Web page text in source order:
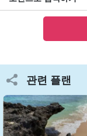
들기를 시작했다고
신성한 힘이 깃든
관련 플랜